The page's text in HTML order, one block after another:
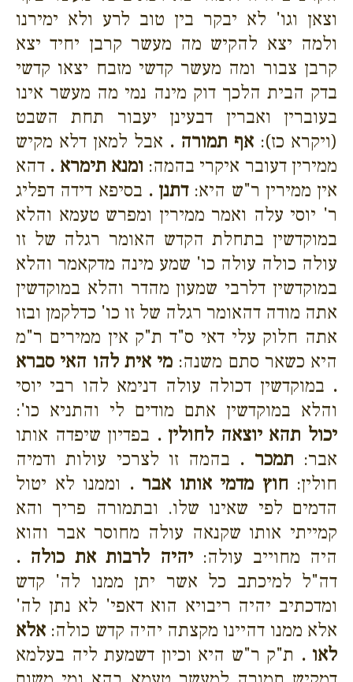
וצאן וגו' לא יבקר בין טוב לרע ולא ימירנו
ולמה יצא להקיש מה מעשר קרבן יחיד יצא
קרבן צבור ומה מעשר קדשי מזבח יצאו קדשי
בדק הבית הלכך דוק מינה נמי מה מעשר אינו
בעוברין ואברין דבעינן יעבור תחת השבט
(ויקרא כז): אף תמורה . אבל למאן דלא מקיש
ממירין דעובר איקרי בהמה: ומנא תימרא . דהא
אין ממירין ר"ש היא:דתנן . בסיפא דידה דפליג
ר' יוסי עלה ואמר ממירין ומפרש טעמא והלא
במוקדשין בתחלת הקדש האומר רגלה של זו
עולה כולה עולה כו' שמע מינה מדקאמר והלא
במוקדשין דלרבי שמעון מהדר והלא במוקדשין
אתה מודה דהאומר רגלה של זו כו' כדלקמן ובזו
אתה חלוק עלי דאי ס"ד ת"ק אין ממירים ר"מ
היא כשאר סתם משנה: מי אית להו האי סברא
. במוקדשין דכולה עולה דנימא להו רבי יוסי
והלא במוקדשין אתם מודים לי והתניא כו':
יכול תהא יוצאה לחולין . בפדיון שיפדה אותו
אבר: תמכר . בהמה זו לצרכי עולות ודמיה
חולין: חוץ מדמי אותו אבר . וממנו לא יטול
הדמים לפי שאינו שלו. ובתמורה פריך והא
קמייתי אותו שקנאה עולה מחוסר אבר והוא
היה מחוייב עולה:יהיה לרבות את כולה .
דה"ל למיכתב כל אשר יתן ממנו לה' קדש
ומדכתיב יהיה ריבויא הוא דאפי' לא נתן לה'
אלא ממנו דהיינו מקצתה יהיה קדש כולה: אלא
לאו . ת"ק ר"ש היא וכיון דשמעת ליה בעלמא